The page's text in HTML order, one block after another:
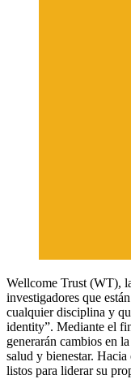
Wellcome Trust (WT),
investigadores que
cualquier disciplina y
identity”. Mediante el
generarán cambios en
salud y bienestar.
listos para liderar su